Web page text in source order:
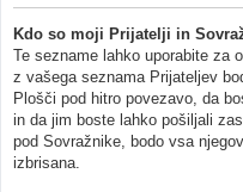
Kdo so moji Prijatelji in
Te sezname lahko uporabite za
z vašega seznama Prijateljev
Plošči pod hitro povezavo, da
in da jim boste lahko pošiljali
pod Sovražnike, bodo vsa
izbrisana.